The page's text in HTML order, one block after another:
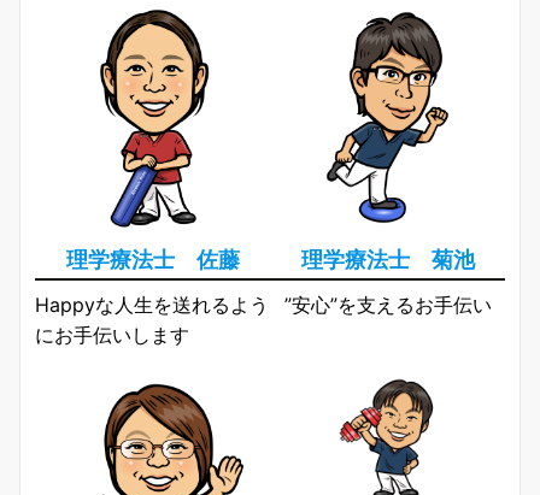
理学療法士 佐藤
Happyな人生を送れるよう
にお手伝いします
理学療法士 菊池
”安心”を支えるお手伝い